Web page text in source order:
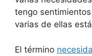
tengo
varias de ellas
El término